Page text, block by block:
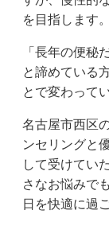
を目指します。
「長年の便秘
と諦めている
とで変わって
名古屋市西区
ンセリングと
して受けてい
さなお悩みで
日を快適に過